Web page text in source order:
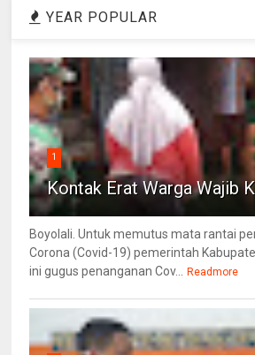
YEAR POPULAR
1
Kontak Erat Warga Wajib
Boyolali. Untuk memutus mata rantai
Corona (Covid-19) pemerintah
ini gugus penanganan Cov... Readmore